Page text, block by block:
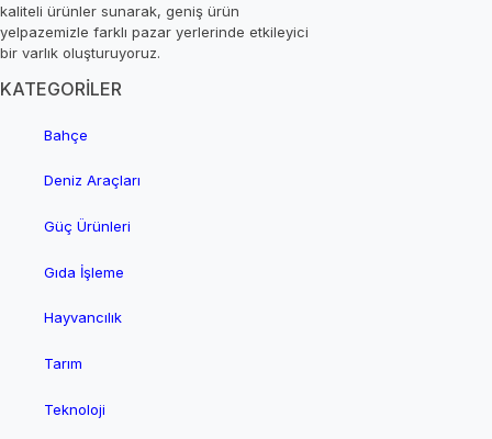
kaliteli ürünler sunarak, geniş ürün
yelpazemizle farklı pazar yerlerinde etkileyici
bir varlık oluşturuyoruz.
KATEGORİLER
Bahçe
Deniz Araçları
Güç Ürünleri
Gıda İşleme
Hayvancılık
Tarım
Teknoloji